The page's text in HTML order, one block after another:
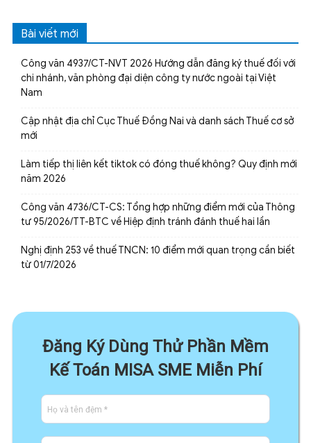
Bài viết mới
Công văn 4937/CT-NVT 2026 Hướng dẫn đăng ký thuế đối với
chi nhánh, văn phòng đại diện công ty nước ngoài tại Việt
Nam
Cập nhật địa chỉ Cục Thuế Đồng Nai và danh sách Thuế cơ sở
mới
Làm tiếp thị liên kết tiktok có đóng thuế không? Quy định mới
năm 2026
Công văn 4736/CT-CS: Tổng hợp những điểm mới của Thông
tư 95/2026/TT-BTC về Hiệp định tránh đánh thuế hai lần
Nghị định 253 về thuế TNCN: 10 điểm mới quan trọng cần biết
từ 01/7/2026
Đăng Ký Dùng Thử Phần Mềm
Kế Toán MISA SME Miễn Phí